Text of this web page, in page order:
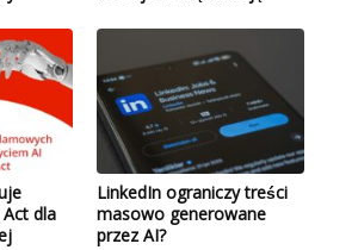
dla
LinkedIn ograniczy treści
masowo generowane
przez AI?